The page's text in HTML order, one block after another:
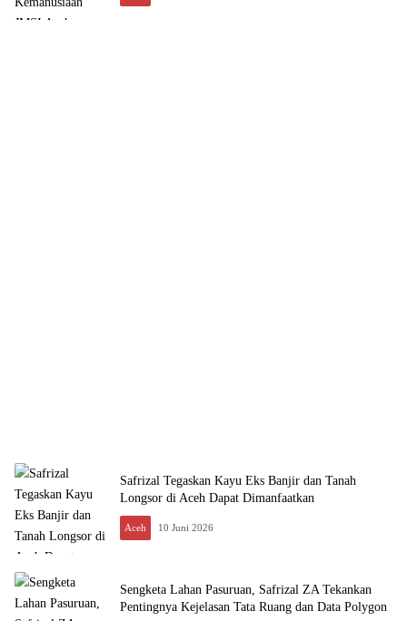
Safrizal Tegaskan Kayu Eks Banjir dan Tanah
Longsor di Aceh Dapat Dimanfaatkan
Aceh 10 Juni 2026
Sengketa Lahan Pasuruan, Safrizal ZA Tekankan
Pentingnya Kejelasan Tata Ruang dan Data Polygon